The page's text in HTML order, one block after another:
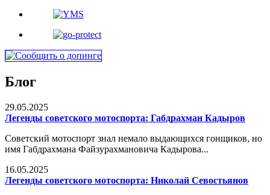
Блог
29.05.2025
Легенды советского мотоспорта: Габдрахман Кадыров
Советский мотоспорт знал немало выдающихся гонщиков, но
имя Габдрахмана Файзурахмановича Кадырова...
16.05.2025
Легенды советского мотоспорта: Николай Севостьянов